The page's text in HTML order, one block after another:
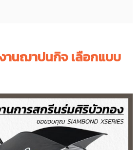
านฌาปนกิจ เลือกแบบ